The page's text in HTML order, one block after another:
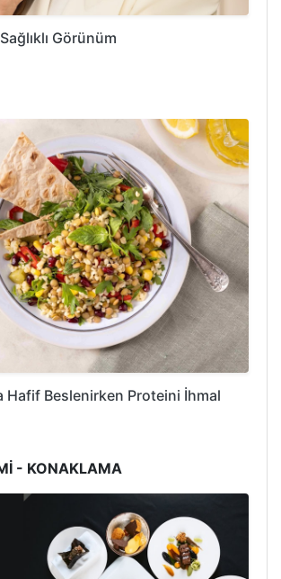
Görünüm
Hafif Beslenirken Proteini İhmal
- KONAKLAMA